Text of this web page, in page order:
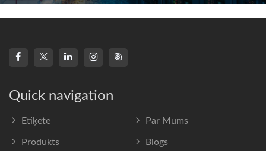
Quick navigation
Etiķete Par Mums
Produkts Blogs